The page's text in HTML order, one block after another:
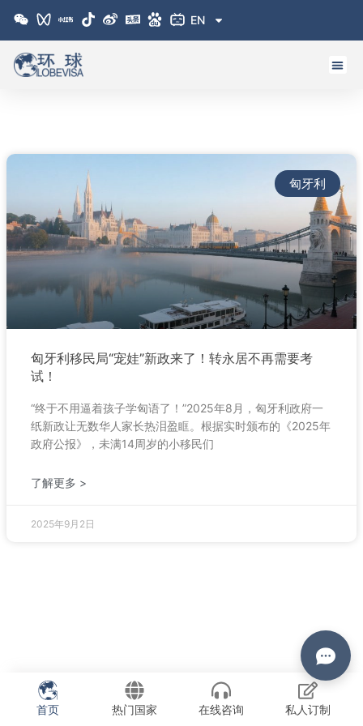
EN
匈牙利
匈牙利移民局“宠娃”新政来了！转永居不再需要考
试！
“终于不用逼着孩子学匈语了！”2025年8月，匈牙利政府一
纸新政让无数华人家长热泪盈眶。根据实时颁布的《2025年
政府公报》，未满14周岁的小移民们
了解更多 >
2025年9月2日
首页 热门国家 在线咨询 私人订制